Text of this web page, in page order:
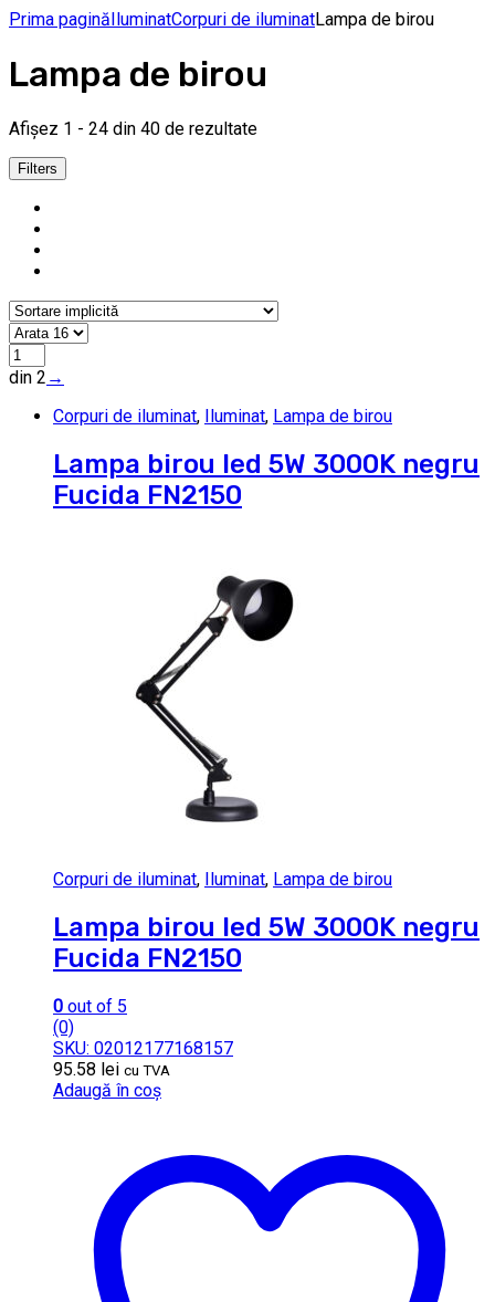
Prima paginăIluminatCorpuri de iluminatLampa de birou
Lampa de birou
Afișez 1 - 24 din 40 de rezultate
Filters
din 2 →
Corpuri de iluminat, Iluminat, Lampa de birou
Lampa birou led 5W 3000K negru
Fucida FN2150
Corpuri de iluminat, Iluminat, Lampa de birou
Lampa birou led 5W 3000K negru
Fucida FN2150
0 out of 5
(0)
SKU: 02012177168157
95.58 lei cu TVA
Adaugă în coș